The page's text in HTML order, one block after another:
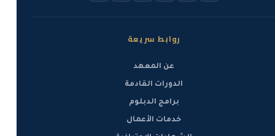
روابط سريعة
عن المعهد
الدورات القادمة
برامج الدبلوم
خدمات الأعمال